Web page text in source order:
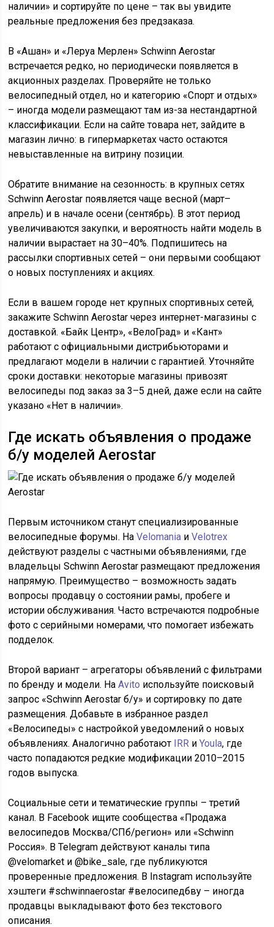
наличии» и сортируйте по цене – так вы увидите
реальные предложения без предзаказа.
В «Ашан» и «Леруа Мерлен» Schwinn Aerostar
встречается редко, но периодически появляется в
акционных разделах. Проверяйте не только
велосипедный отдел, но и категорию «Спорт и отдых»
– иногда модели размещают там из-за нестандартной
классификации. Если на сайте товара нет, зайдите в
магазин лично: в гипермаркетах часто остаются
невыставленные на витрину позиции.
Обратите внимание на сезонность: в крупных сетях
Schwinn Aerostar появляется чаще весной (март–
апрель) и в начале осени (сентябрь). В этот период
увеличиваются закупки, и вероятность найти модель в
наличии вырастает на 30–40%. Подпишитесь на
рассылки спортивных сетей – они первыми сообщают
о новых поступлениях и акциях.
Если в вашем городе нет крупных спортивных сетей,
закажите Schwinn Aerostar через интернет-магазины с
доставкой. «Байк Центр», «ВелоГрад» и «Кант»
работают с официальными дистрибьюторами и
предлагают модели в наличии с гарантией. Уточняйте
сроки доставки: некоторые магазины привозят
велосипеды под заказ за 3–5 дней, даже если на сайте
указано «Нет в наличии».
Где искать объявления о продаже
б/у моделей Aerostar
Первым источником станут специализированные
велосипедные форумы. НаVelomania иVelotrex
действуют разделы с частными объявлениями, где
владельцы Schwinn Aerostar размещают предложения
напрямую. Преимущество – возможность задать
вопросы продавцу о состоянии рамы, пробеге и
истории обслуживания. Часто встречаются подробные
фото с серийными номерами, что помогает избежать
подделок.
Второй вариант – агрегаторы объявлений с фильтрами
по бренду и модели. НаAvito используйте поисковый
запрос «Schwinn Aerostar б/у» и сортировку по дате
размещения. Добавьте в избранное раздел
«Велосипеды» с настройкой уведомлений о новых
объявлениях. Аналогично работают IRR иYoula, где
часто попадаются редкие модификации 2010–2015
годов выпуска.
Социальные сети и тематические группы – третий
канал. В Facebook ищите сообщества «Продажа
велосипедов Москва/СПб/регион» или «Schwinn
Россия». В Telegram действуют каналы типа
@velomarket и @bike_sale, где публикуются
проверенные предложения. В Instagram используйте
хэштеги #schwinnaerostar #велосипедбву – иногда
продавцы выкладывают фото без текстового
описания.